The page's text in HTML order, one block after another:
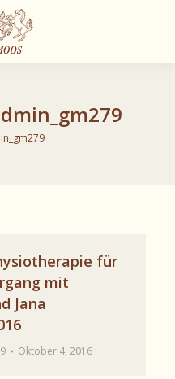
für
mit
Jana
Oktober 4, 2016